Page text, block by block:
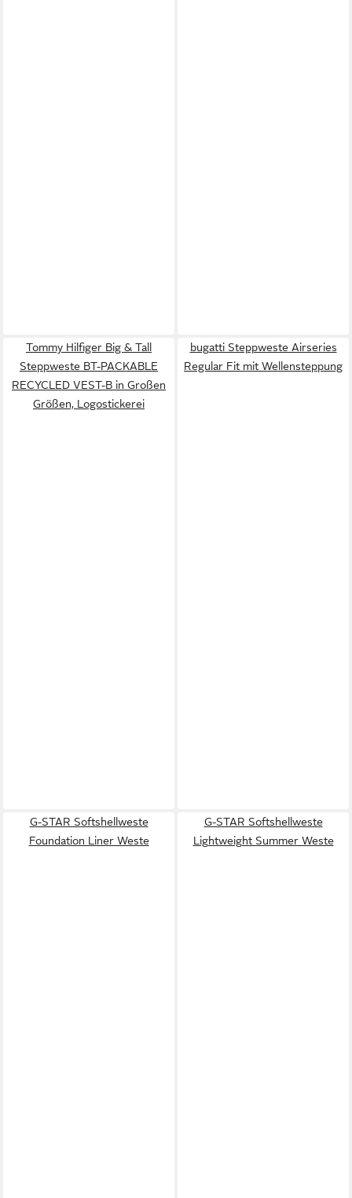
Tommy Hilfiger Big & Tall
Steppweste BT-PACKABLE
RECYCLED VEST-B in Großen
Größen, Logostickerei
bugatti Steppweste Airseries
Regular Fit mit Wellensteppung
G-STAR Softshellweste
Foundation Liner Weste
G-STAR Softshellweste
Lightweight Summer Weste